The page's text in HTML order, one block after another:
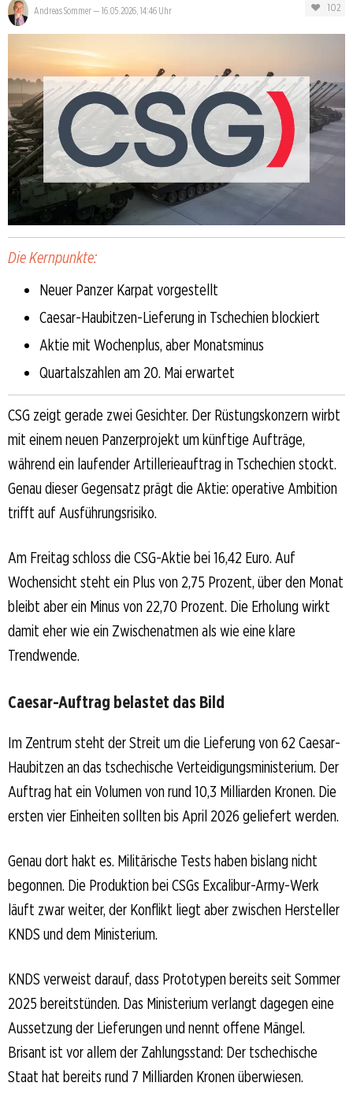
Andreas Sommer— 16.05.2026, 14:46 Uhr 102
Die Kernpunkte:
Neuer Panzer Karpat vorgestellt
Caesar-Haubitzen-Lieferung in Tschechien blockiert
Aktie mit Wochenplus, aber Monatsminus
Quartalszahlen am 20. Mai erwartet
CSG zeigt gerade zwei Gesichter. Der Rüstungskonzern wirbt
mit einem neuen Panzerprojekt um künftige Aufträge,
während ein laufender Artillerieauftrag in Tschechien stockt.
Genau dieser Gegensatz prägt die Aktie: operative Ambition
trifft auf Ausführungsrisiko.
Am Freitag schloss die CSG-Aktie bei 16,42 Euro. Auf
Wochensicht steht ein Plus von 2,75 Prozent, über den Monat
bleibt aber ein Minus von 22,70 Prozent. Die Erholung wirkt
damit eher wie ein Zwischenatmen als wie eine klare
Trendwende.
Caesar-Auftrag belastet das Bild
Im Zentrum steht der Streit um die Lieferung von 62 Caesar-
Haubitzen an das tschechische Verteidigungsministerium. Der
Auftrag hat ein Volumen von rund 10,3 Milliarden Kronen. Die
ersten vier Einheiten sollten bis April 2026 geliefert werden.
Genau dort hakt es. Militärische Tests haben bislang nicht
begonnen. Die Produktion bei CSGs Excalibur-Army-Werk
läuft zwar weiter, der Konflikt liegt aber zwischen Hersteller
KNDS und dem Ministerium.
KNDS verweist darauf, dass Prototypen bereits seit Sommer
2025 bereitstünden. Das Ministerium verlangt dagegen eine
Aussetzung der Lieferungen und nennt offene Mängel.
Brisant ist vor allem der Zahlungsstand: Der tschechische
Staat hat bereits rund 7 Milliarden Kronen überwiesen.